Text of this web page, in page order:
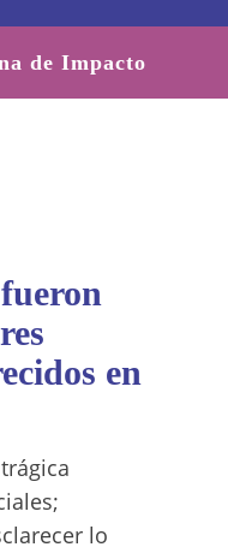
de Impacto
en
lo